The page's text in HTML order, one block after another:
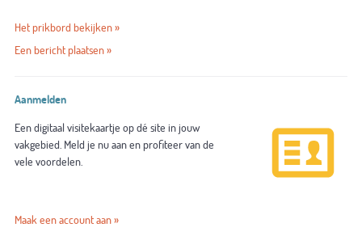
Het prikbord bekijken »
Een bericht plaatsen »
Aanmelden
Een digitaal visitekaartje op dé site in jouw
vakgebied. Meld je nu aan en profiteer van de
vele voordelen.
Maak een account aan »